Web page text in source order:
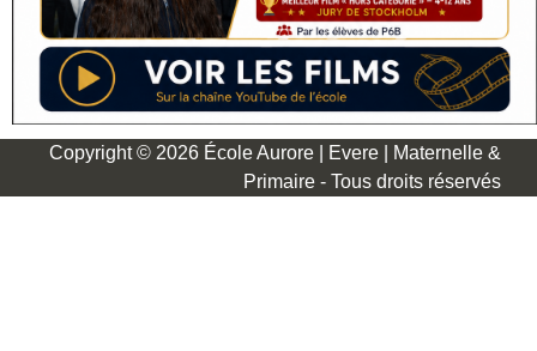
Copyright © 2026 École Aurore | Evere | Maternelle &
Primaire - Tous droits réservés